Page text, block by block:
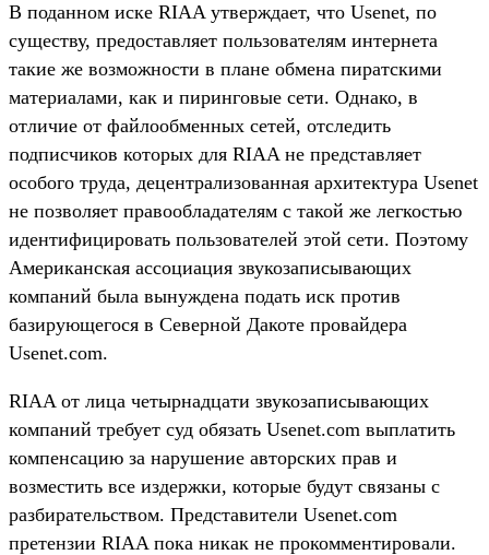
В поданном иске RIAA утверждает, что Usenet, по
существу, предоставляет пользователям интернета
такие же возможности в плане обмена пиратскими
материалами, как и пиринговые сети. Однако, в
отличие от файлообменных сетей, отследить
подписчиков которых для RIAA не представляет
особого труда, децентрализованная архитектура Usenet
не позволяет правообладателям с такой же легкостью
идентифицировать пользователей этой сети. Поэтому
Американская ассоциация звукозаписывающих
компаний была вынуждена подать иск против
базирующегося в Северной Дакоте провайдера
Usenet.com.
RIAA от лица четырнадцати звукозаписывающих
компаний требует суд обязать Usenet.com выплатить
компенсацию за нарушение авторских прав и
возместить все издержки, которые будут связаны с
разбирательством. Представители Usenet.com
претензии RIAA пока никак не прокомментировали.